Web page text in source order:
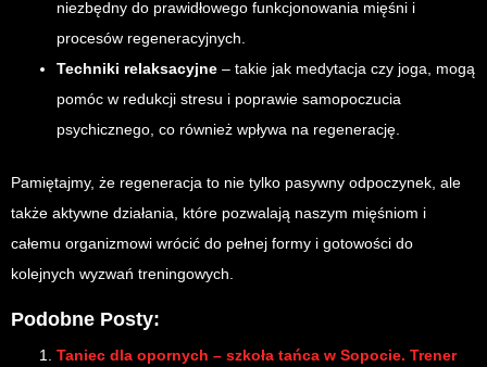
niezbędny do prawidłowego funkcjonowania mięśni i
procesów regeneracyjnych.
Techniki relaksacyjne – takie jak medytacja czy joga, mogą
pomóc w redukcji stresu i poprawie samopoczucia
psychicznego, co również wpływa na regenerację.
Pamiętajmy, że regeneracja to nie tylko pasywny odpoczynek, ale
także aktywne działania, które pozwalają naszym mięśniom i
całemu organizmowi wrócić do pełnej formy i gotowości do
kolejnych wyzwań treningowych.
Podobne Posty:
Taniec dla opornych – szkoła tańca w Sopocie. Trener